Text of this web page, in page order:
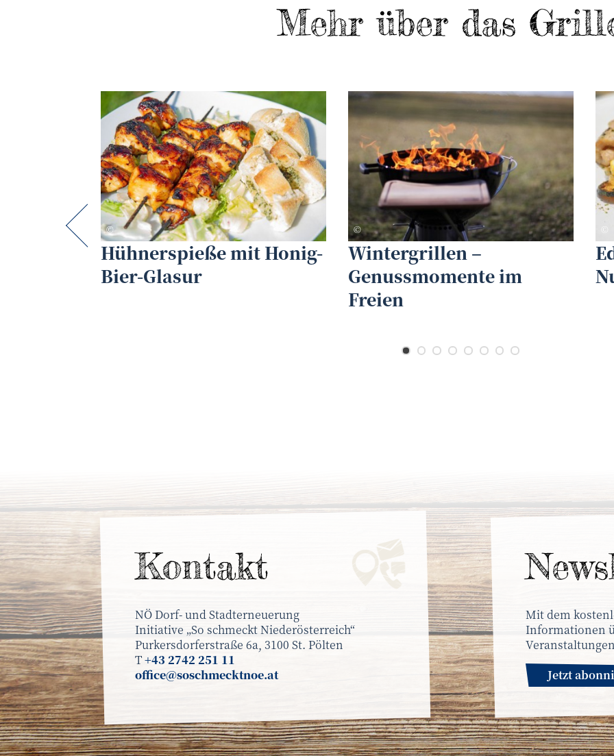
Mehr über das
©Franz K. Obendorfer
Hühnerspieße mit Honig-
Bier-Glasur
©Peter Atkins - fotolia
Wintergrillen –
Genussmomente im
Freien
©
Mit dem
Informationen
Jetzt
Kontakt
NÖ Dorf- und Stadterneuerung
Initiative „So schmeckt Niederösterreich“
Purkersdorferstraße 6a, 3100 St. Pölten
T+43 2742 251 11
office@soschmecktnoe.at